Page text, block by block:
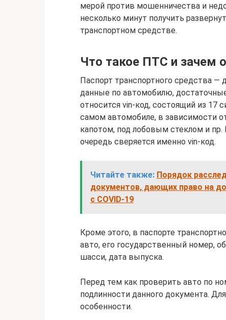
мерой против мошенничества и
несколько минут получить
транспортном средстве.
Что такое ПТС и зачем
Паспорт транспортного средства —
данные по автомобилю,
относится vin-код, состоящий из 17
самом автомобиле, в зависимости
капотом, под лобовым стеклом и
очередь сверяется именно vin-код.
Читайте также: Порядок
документов, дающих право на
с COVID-19
Кроме этого, в паспорте
авто, его государственный номер,
шасси, дата выпуска.
Перед тем как проверить авто по
подлинности данного документа.
особенности.